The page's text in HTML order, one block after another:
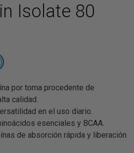
Isolate 80
por toma procedente de
calidad.
en el uso diario.
esenciales y BCAA.
de absorción rápida y liberación